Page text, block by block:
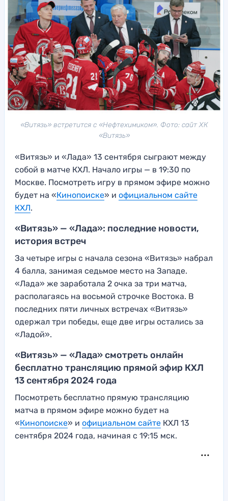
«Витязь» встретится с «Нефтехимиком». Фото: сайт ХК
«Витязь»
«Витязь» и «Лада» 13 сентября сыграют между
собой в матче КХЛ. Начало игры — в 19:30 по
Москве. Посмотреть игру в прямом эфире можно
будет на «Кинопоиске» и официальном сайте
КХЛ.
«Витязь» — «Лада»: последние новости,
история встреч
За четыре игры с начала сезона «Витязь» набрал
4 балла, занимая седьмое место на Западе.
«Лада» же заработала 2 очка за три матча,
располагаясь на восьмой строчке Востока. В
последних пяти личных встречах «Витязь»
одержал три победы, еще две игры остались за
«Ладой».
«Витязь» — «Лада» смотреть онлайн
бесплатно трансляцию прямой эфир КХЛ
13 сентября 2024 года
Посмотреть бесплатно прямую трансляцию
матча в прямом эфире можно будет на
«Кинопоиске» и официальном сайте КХЛ 13
сентября 2024 года, начиная с 19:15 мск.